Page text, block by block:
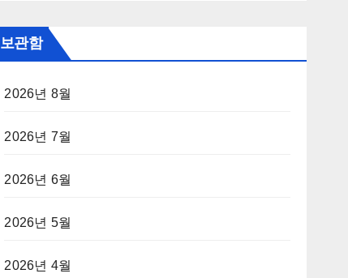
보관함
2026년 8월
2026년 7월
2026년 6월
2026년 5월
2026년 4월